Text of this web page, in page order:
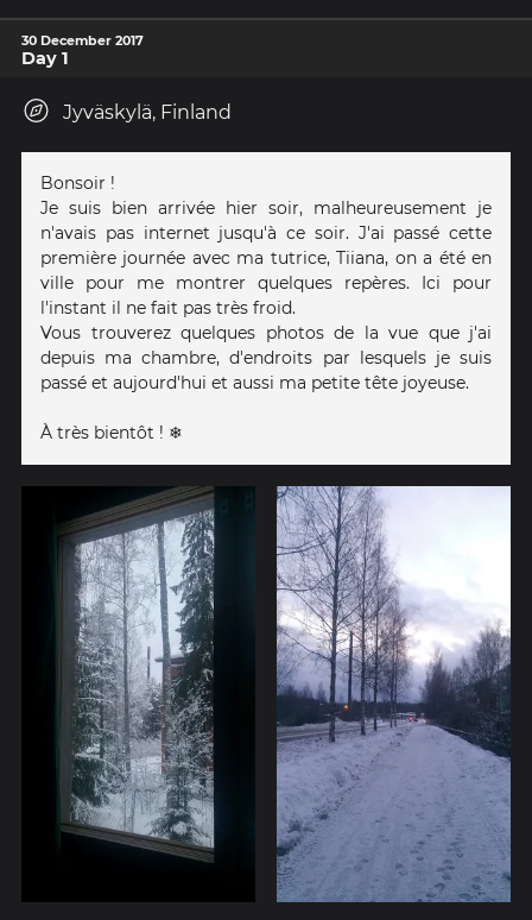
30 December 2017
Day 1
Jyväskylä, Finland
Bonsoir !
Je suis bien arrivée hier soir, malheureusement je
n'avais pas internet jusqu'à ce soir. J'ai passé cette
première journée avec ma tutrice, Tiiana, on a été en
ville pour me montrer quelques repères. Ici pour
l'instant il ne fait pas très froid.
Vous trouverez quelques photos de la vue que j'ai
depuis ma chambre, d'endroits par lesquels je suis
passé et aujourd'hui et aussi ma petite tête joyeuse.
À très bientôt ! ❄